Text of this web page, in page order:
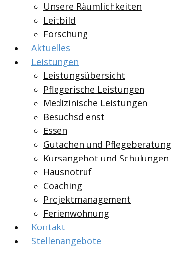
Unsere Räumlichkeiten
Leitbild
Forschung
Aktuelles
Leistungen
Leistungsübersicht
Pflegerische Leistungen
Medizinische Leistungen
Besuchsdienst
Essen
Gutachen und Pflegeberatung
Kursangebot und Schulungen
Hausnotruf
Coaching
Projektmanagement
Ferienwohnung
Kontakt
Stellenangebote